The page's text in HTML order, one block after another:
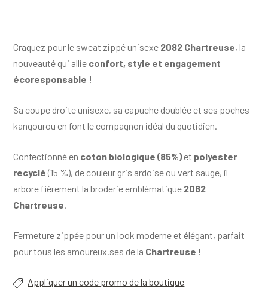
Craquez pour le sweat zippé unisexe 2082 Chartreuse, la
nouveauté qui allie confort, style et engagement
écoresponsable !
Sa coupe droite unisexe, sa capuche doublée et ses poches
kangourou en font le compagnon idéal du quotidien.
Confectionné en coton biologique (85%)et polyester
recyclé (15 %), de couleur gris ardoise ou vert sauge, il
arbore fièrement la broderie emblématique 2082
Chartreuse
Fermeture zippée pour un look moderne et élégant, parfait
pour tous les amoureux.ses de la Chartreuse !
Appliquer un code promo de la boutique